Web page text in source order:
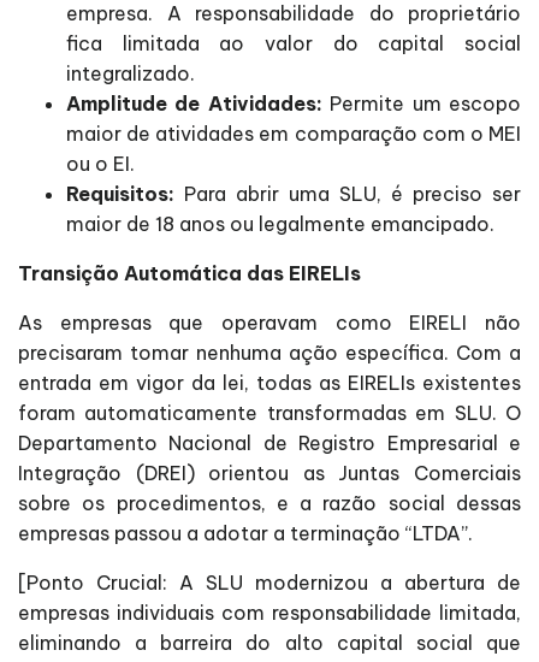
empresa. A responsabilidade do proprietário
fica limitada ao valor do capital social
integralizado.
Amplitude de Atividades: Permite um escopo
maior de atividades em comparação com o MEI
ou o EI.
Requisitos: Para abrir uma SLU, é preciso ser
maior de 18 anos ou legalmente emancipado.
Transição Automática das EIRELIs
As empresas que operavam como EIRELI não
precisaram tomar nenhuma ação específica. Com a
entrada em vigor da lei, todas as EIRELIs existentes
foram automaticamente transformadas em SLU. O
Departamento Nacional de Registro Empresarial e
Integração (DREI) orientou as Juntas Comerciais
sobre os procedimentos, e a razão social dessas
empresas passou a adotar a terminação “LTDA”.
[Ponto Crucial: A SLU modernizou a abertura de
empresas individuais com responsabilidade limitada,
eliminando a barreira do alto capital social que